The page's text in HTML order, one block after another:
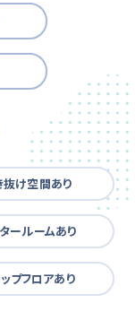
抜け空間あり
ールームあり
プフロアあり